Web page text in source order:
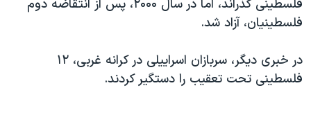
قانون شفافیت دارائی کادر رهبری ایران
اعتراضات مردمی آبان ۹۸
اسرائیل در جنگ
نرگس محمدی برنده جایزه نوبل صلح
فلسطینی گذراند، اما در سال ۲۰۰۰، پس از انتقاضه دوم
فلسطینیان، آزاد شد.
در خبری دیگر، سربازان اسراییلی در کرانه غربی، ۱۲
فلسطینی تحت تعقیب را دستگیر کردند.